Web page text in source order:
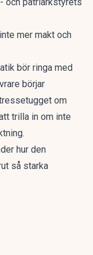
mer makt och
bör ringa med
börjar
om
trilla in om inte
hur den
så starka